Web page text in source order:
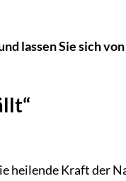
lassen Sie sich
heilende Kraft der